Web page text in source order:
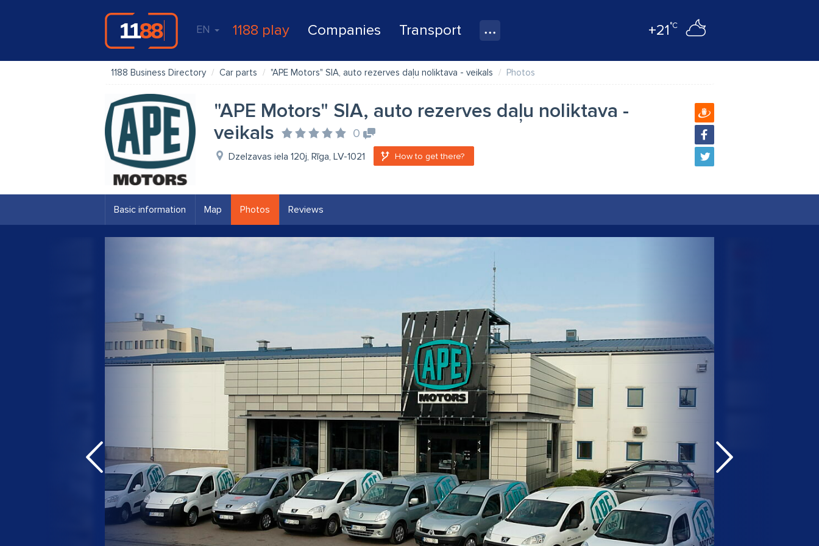
EN 1188 play Companies Transport +21°C
1188 Business Directory Car parts "APE Motors" SIA, auto rezerves daļu noliktava - veikals Photos
"APE Motors" SIA, auto rezerves daļu noliktava -
veikals
0
Dzelzavas iela 120j, Rīga, LV-1021 How to get there?
Basic information Map Photos Reviews